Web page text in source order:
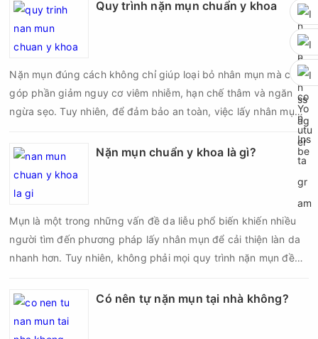
da sau nặn mụn không chỉ giúp vùng da hồi phục nhanh hơn
mà còn góp phần giảm nguy cơ tái phát mụn và hạn chế các
Quy trình nặn mụn chuẩn y khoa
Nặn mụn đúng cách không chỉ giúp loại bỏ nhân mụn mà còn
góp phần giảm nguy cơ viêm nhiễm, hạn chế thâm và ngăn
ngừa sẹo. Tuy nhiên, để đảm bảo an toàn, việc lấy nhân mụn
cần được thực hiện theo đúng quy trình chuẩn y khoa với đầy
đủ các bước vô khuẩn và chăm sóc sau điều trị.
Nặn mụn chuẩn y khoa là gì?
Mụn là một trong những vấn đề da liễu phổ biến khiến nhiều
người tìm đến phương pháp lấy nhân mụn để cải thiện làn da
nhanh hơn. Tuy nhiên, không phải mọi quy trình nặn mụn đều
sai kỹ thuật hoặc lấy nhân mụn không đúng thời điểm, làn da
Có nên tự nặn mụn tại nhà không?